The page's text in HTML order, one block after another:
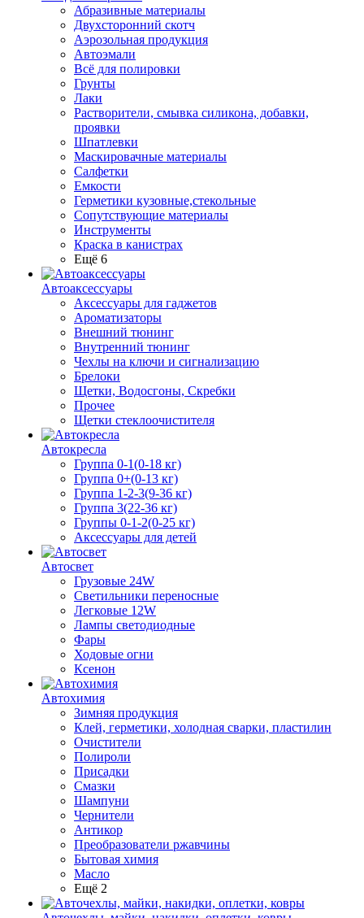
Абразивные материалы
Двухсторонний скотч
Аэрозольная продукция
Автоэмали
Всё для полировки
Грунты
Лаки
Растворители, смывка силикона, добавки,
проявки
Шпатлевки
Маскировачные материалы
Салфетки
Емкости
Герметики кузовные,стекольные
Сопутствующие материалы
Инструменты
Краска в канистрах
Ещё 6
Автоаксессуары
Аксессуары для гаджетов
Ароматизаторы
Внешний тюнинг
Внутренний тюнинг
Чехлы на ключи и сигнализацию
Брелоки
Щетки, Водосгоны, Скребки
Прочее
Щетки стеклоочистителя
Автокресла
Группа 0-1(0-18 кг)
Группа 0+(0-13 кг)
Группа 1-2-3(9-36 кг)
Группа 3(22-36 кг)
Группы 0-1-2(0-25 кг)
Аксессуары для детей
Автосвет
Грузовые 24W
Светильники переносные
Легковые 12W
Лампы светодиодные
Фары
Ходовые огни
Ксенон
Автохимия
Зимняя продукция
Клей, герметики, холодная сварки, пластилин
Очистители
Полироли
Присадки
Смазки
Шампуни
Чернители
Антикор
Преобразователи ржавчины
Бытовая химия
Масло
Ещё 2